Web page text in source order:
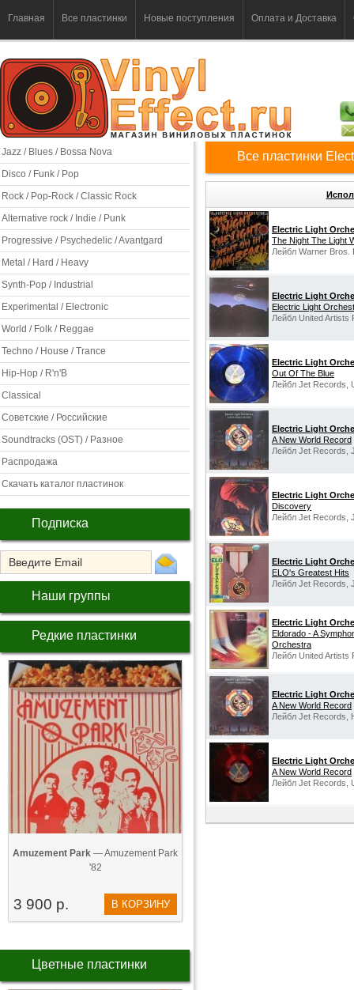
Главная Все пластинки Новые поступления Оплата и Доставка
Jazz / Blues / Bossa Nova
Disco / Funk / Pop
Rock / Pop-Rock / Classic Rock
Alternative rock / Indie / Punk
Progressive / Psychedelic / Avantgard
Metal / Hard / Heavy
Synth-Pop / Industrial
Experimental / Electronic
World / Folk / Reggae
Techno / House / Trance
Hip-Hop / R'n'B
Classical
Советские / Российские
Soundtracks (OST) / Разное
Распродажа
Скачать каталог пластинок
Подписка
Наши группы
Редкие пластинки
Amuzement Park — Amuzement Park
'82
3 900 р. В КОРЗИНУ
Цветные пластинки
Все пластинки
Electric Light
The Night The Light
Лейбл Warner Bros.
Electric Light
Electric Light
Лейбл United Artists
Electric Light
Out Of The Blue
Лейбл Jet Records,
Electric Light
A New World Record
Лейбл Jet Records,
Electric Light
Discovery
Лейбл Jet Records,
Electric Light
ELO's Greatest Hits
Лейбл Jet Records,
Electric Light
Eldorado - A
Orchestra
Лейбл United Artists
Electric Light
A New World Record
Лейбл Jet Records,
Electric Light
A New World Record
Лейбл Jet Records,